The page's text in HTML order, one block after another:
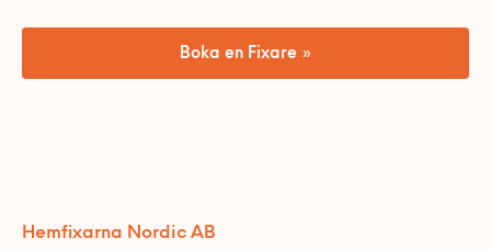
Boka en Fixare »
Hemfixarna Nordic AB